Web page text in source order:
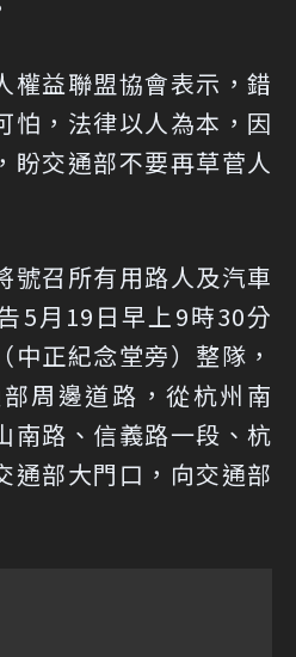
權益聯盟協會表示，錯
怕，法律以人為本，因
盼交通部不要再草菅人
號召所有用路人及汽車
5月19日早上9時30分
中正紀念堂旁）整隊，
周邊道路，從杭州南
南路、信義路一段、杭
通部大門口，向交通部